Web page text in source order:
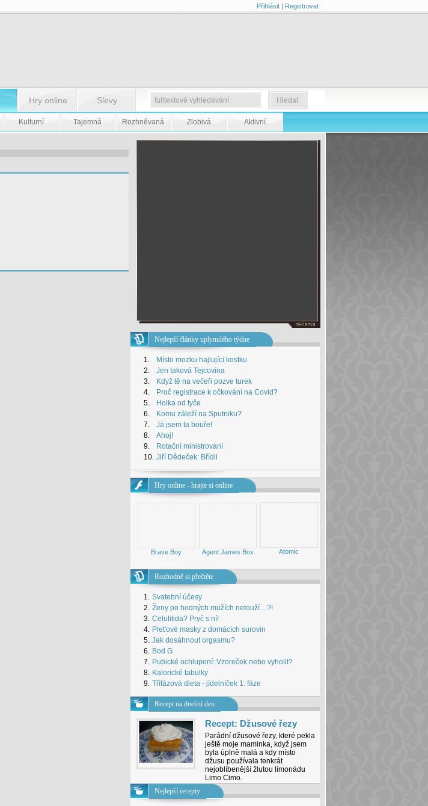
Přihlásit| Registrovat
Hry online Slevy
Kulturní Tajemná Rozhněvaná Zlobivá Aktivní
Nejlepší články uplynulého týdne
1.
Místo mozku hajlující kostku
2.
Jen taková Tejcovina
3.
Když tě na večeři pozve turek
4.
Proč registrace k očkování na Covid?
5.
Holka od tyče
6.
Komu záleží na Sputniku?
7.
Já jsem ta bouře!
8.
Ahoj!
9.
Rotační ministrování
10. Jiří Dědeček: Břídil
Hry online - hrajte si online
Atomic
Agent James Box
Brave Boy
Rozhodně si přečtěte
1. Svatební účesy
2. Ženy po hodných mužích netouží ...?!
3. Celulitida? Pryč s ní!
4. Pleťové masky z domácích surovin
5. Jak dosáhnout orgasmu?
6. Bod G
7. Pubické ochlupení: Vzoreček nebo vyholit?
8. Kalorické tabulky
9. Třífázová dieta - jídelníček 1. fáze
Recept na dnešní den
Recept: Džusové řezy
Parádní džusové řezy, které pekla
ještě moje maminka, když jsem
byla úplně malá a kdy místo
džusu používala tenkrát
nejoblíbenější žlutou limonádu
Limo Cimo.
Nejlepší recepty